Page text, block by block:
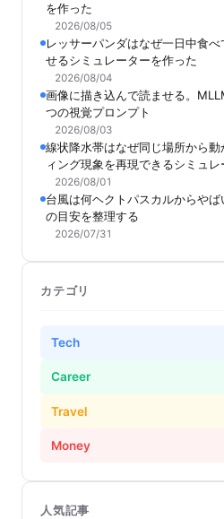
を作った
2026/08/05
レッサーパンダはなぜ一日中食
せるシミュレーターを作った
2026/08/04
画像に描き込んで読ませる。
つの視覚プロンプト
2026/08/03
線状降水帯はなぜ同じ場所から
ィング現象を再現できるシミュ
2026/08/01
台風は何ヘクトパスカルからや
の目安を整理する
2026/07/31
カテゴリ
Tech
Career
Travel
Money
人気記事